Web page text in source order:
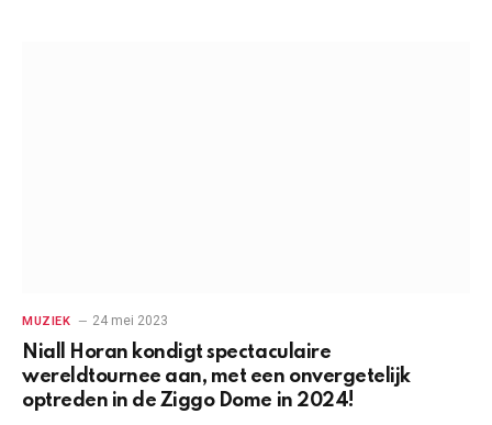
MUZIEK 24 mei 2023
Niall Horan kondigt spectaculaire
wereldtournee aan, met een onvergetelijk
optreden in de Ziggo Dome in 2024!